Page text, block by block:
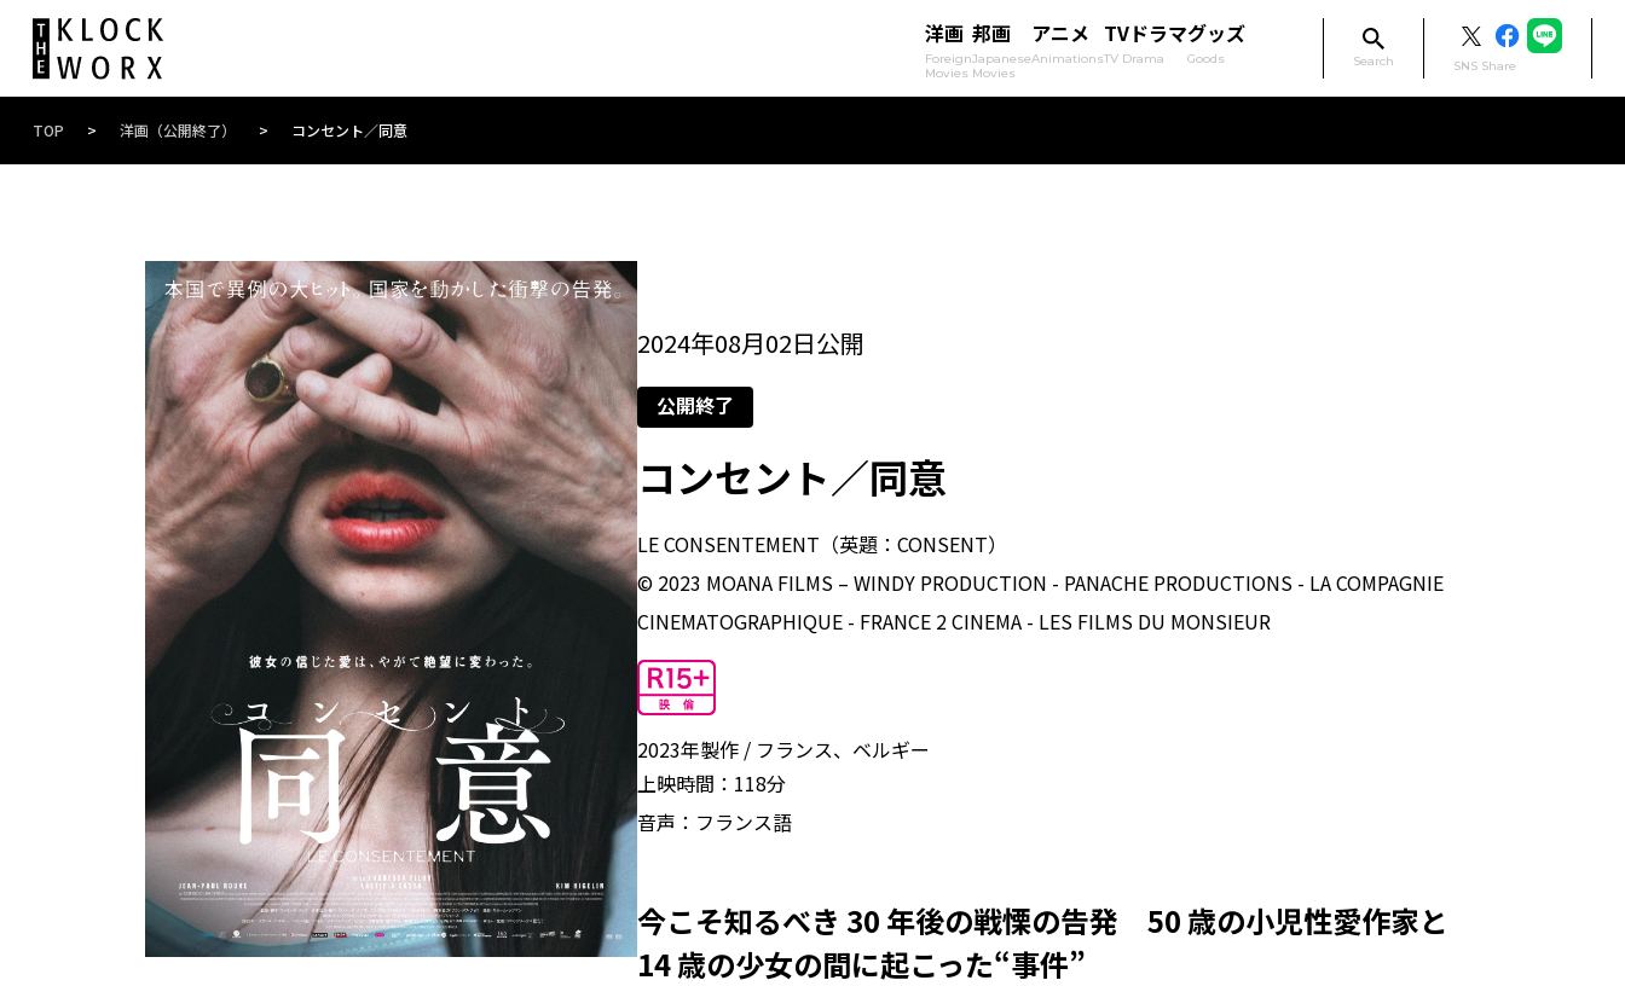
洋画
Foreign
Movies
邦画
Japanese
Movies
アニメ
Animations
TVドラマ
TV Drama
グッズ
Goods Search SNS Share
TOP > 洋画（公開終了） > コンセント／同意
2024年08月02日公開
公開終了
コンセント／同意
LE CONSENTEMENT（英題：CONSENT）
© 2023 MOANA FILMS – WINDY PRODUCTION - PANACHE PRODUCTIONS - LA COMPAGNIE
CINEMATOGRAPHIQUE - FRANCE 2 CINEMA - LES FILMS DU MONSIEUR
2023年製作
フランス、ベルギー
上映時間： 118分
音声： フランス語
今こそ知るべき 30 年後の戦慄の告発 50 歳の小児性愛作家と
14 歳の少女の間に起こった“事件”